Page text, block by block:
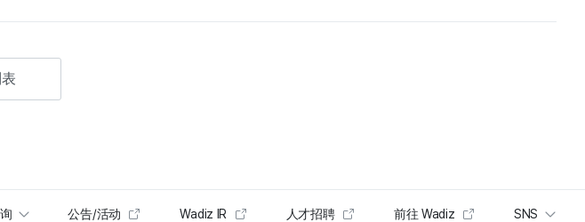
公告/活动 Wadiz IR 人才招聘 前往 Wadiz SNS